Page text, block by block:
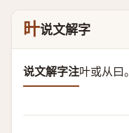
旪说文解字
说文解字注叶或从曰。